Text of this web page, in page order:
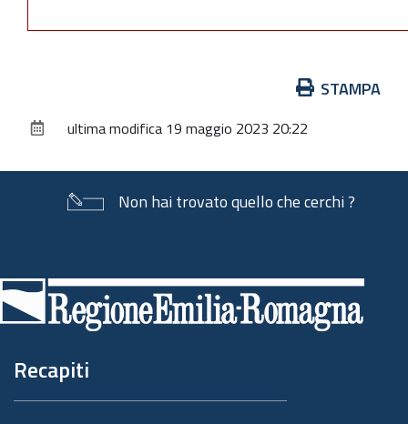
documento
STAMPA
ultima modifica 19 maggio 2023 20:22
Non hai trovato quello che cerchi ?
di
pagina
Recapiti